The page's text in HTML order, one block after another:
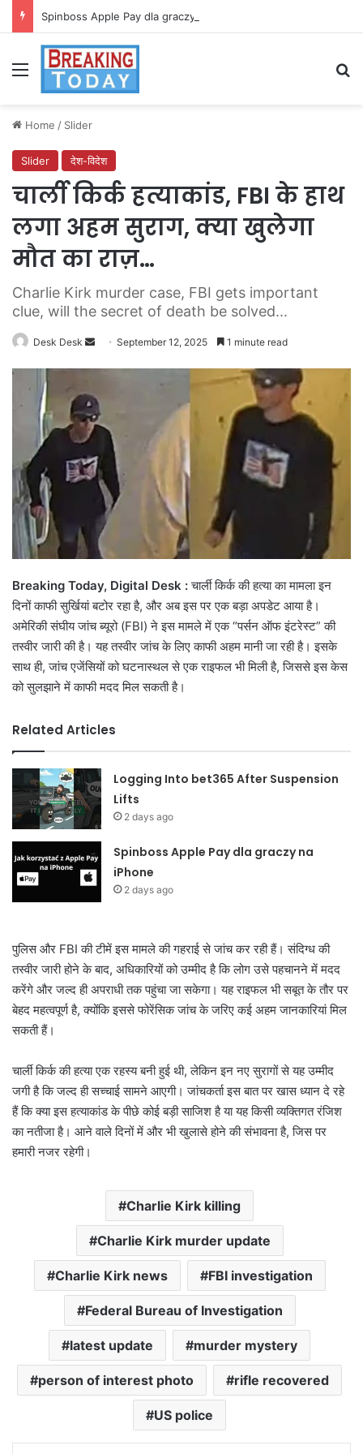
Spinboss Apple Pay dla graczy na iPhone
Menu
Home / Slider
Slider देश-विदेश
चार्ली किर्क हत्याकांड, FBI के हाथ
लगा अहम सुराग, क्या खुलेगा
मौत का राज़…
Charlie Kirk murder case, FBI gets important
clue, will the secret of death be solved...
Desk Desk
SendSeptember 12, 2025 1 minute read
Breaking Today, Digital Desk :चार्ली किर्क की हत्या का मामला इन
दिनों काफी सुर्खियां बटोर रहा है, और अब इस पर एक बड़ा अपडेट आया है।
अमेरिकी संघीय जांच ब्यूरो (FBI) ने इस मामले में एक “पर्सन ऑफ इंटरेस्ट” की
तस्वीर जारी की है। यह तस्वीर जांच के लिए काफी अहम मानी जा रही है। इसके
साथ ही, जांच एजेंसियों को घटनास्थल से एक राइफल भी मिली है, जिससे इस केस
को सुलझाने में काफी मदद मिल सकती है।
Related Articles
Logging Into bet365 After Suspension
Lifts
2 days ago
Spinboss Apple Pay dla graczy na
iPhone
2 days ago
पुलिस और FBI की टीमें इस मामले की गहराई से जांच कर रही हैं। संदिग्ध की
तस्वीर जारी होने के बाद, अधिकारियों को उम्मीद है कि लोग उसे पहचानने में मदद
करेंगे और जल्द ही अपराधी तक पहुंचा जा सकेगा। यह राइफल भी सबूत के तौर पर
बेहद महत्वपूर्ण है, क्योंकि इससे फोरेंसिक जांच के जरिए कई अहम जानकारियां मिल
सकती हैं।
चार्ली किर्क की हत्या एक रहस्य बनी हुई थी, लेकिन इन नए सुरागों से यह उम्मीद
जगी है कि जल्द ही सच्चाई सामने आएगी। जांचकर्ता इस बात पर खास ध्यान दे रहे
हैं कि क्या इस हत्याकांड के पीछे कोई बड़ी साजिश है या यह किसी व्यक्तिगत रंजिश
का नतीजा है। आने वाले दिनों में और भी खुलासे होने की संभावना है, जिस पर
हमारी नजर रहेगी।
Charlie Kirk killing
Charlie Kirk murder update
Charlie Kirk news FBI investigation
Federal Bureau of Investigation
latest update murder mystery
person of interest photo rifle recovered
US police